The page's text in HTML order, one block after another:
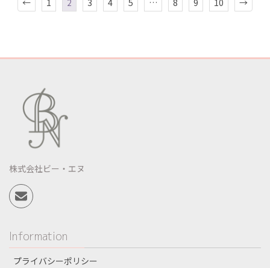
株式会社ビー・エヌ
Information
プライバシーポリシー